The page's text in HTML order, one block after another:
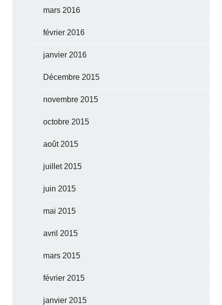
mars 2016
février 2016
janvier 2016
Décembre 2015
novembre 2015
octobre 2015
août 2015
juillet 2015
juin 2015
mai 2015
avril 2015
mars 2015
février 2015
janvier 2015